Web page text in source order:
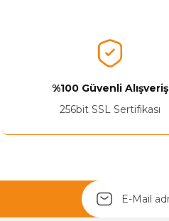
%100 Güvenli Alışveriş
256bit SSL Sertifikası